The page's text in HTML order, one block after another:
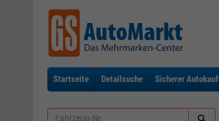
Startseite Detailsuche Sicherer Autokauf